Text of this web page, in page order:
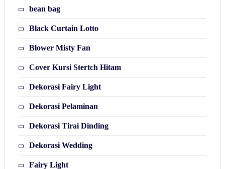
bean bag
Black Curtain Lotto
Blower Misty Fan
Cover Kursi Stertch Hitam
Dekorasi Fairy Light
Dekorasi Pelaminan
Dekorasi Tirai Dinding
Dekorasi Wedding
Fairy Light